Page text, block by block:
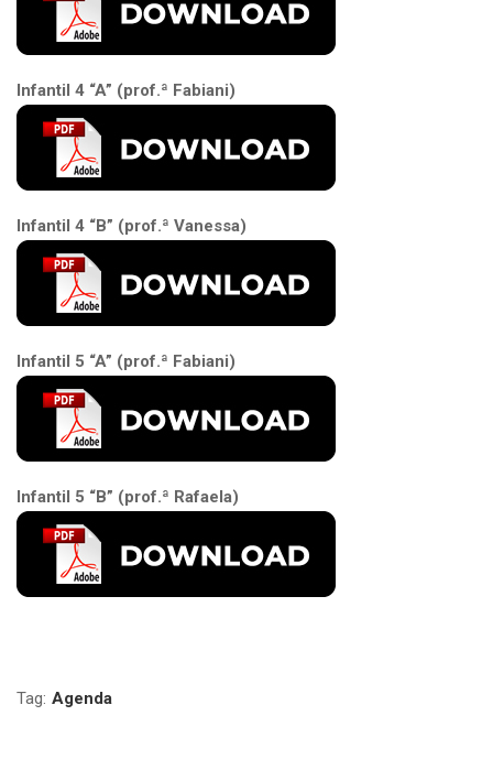
Infantil 4 “A” (prof.ª Fabiani)
Infantil 4 “B” (prof.ª Vanessa)
Infantil 5 “A” (prof.ª Fabiani)
Infantil 5 “B” (prof.ª Rafaela)
Tag: Agenda